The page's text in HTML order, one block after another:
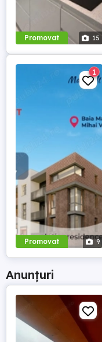
Promovat 15
Promovat 9
1
Anunțuri